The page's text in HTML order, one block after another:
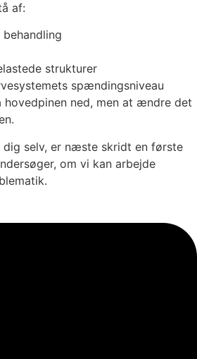
af:
strukturer
spændingsniveau
hovedpinen ned, men at ændre det
dig selv, er næste skridt en første
om vi kan arbejde